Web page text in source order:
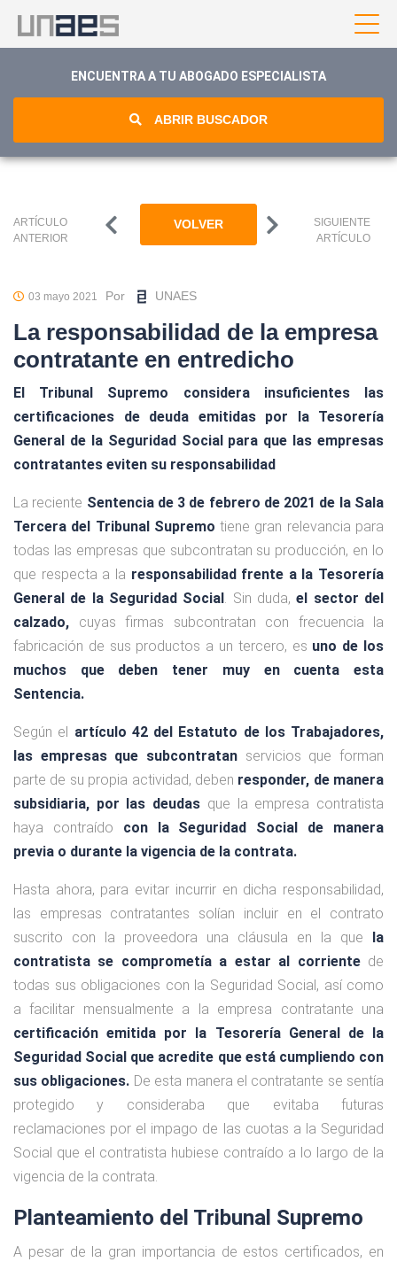
ENCUENTRA A TU ABOGADO ESPECIALISTA
ABRIR BUSCADOR
ARTÍCULO
ANTERIOR
VOLVER
SIGUIENTE
ARTÍCULO
03 mayo 2021 Por UNAES
La responsabilidad de la empresa
contratante en entredicho
El Tribunal Supremo considera insuficientes las
certificaciones de deuda emitidas por la Tesorería
General de la Seguridad Social para que las empresas
contratantes eviten su responsabilidad
La reciente Sentencia de 3 de febrero de 2021 de la Sala
Tercera del Tribunal Supremo tiene gran relevancia para
todas las empresas que subcontratan su producción, en lo
que respecta a la responsabilidad frente a la Tesorería
General de la Seguridad Social . Sin duda,el sector del
calzado, cuyas firmas subcontratan con frecuencia la
fabricación de sus productos a un tercero, es uno de los
muchos que deben tener muy en cuenta esta
Sentencia.
Según el artículo 42 del Estatuto de los Trabajadores,
las empresas que subcontratan servicios que forman
parte de su propia actividad, deben responder, de manera
subsidiaria, por las deudas que la empresa contratista
haya contraído con la Seguridad Social de manera
previa o durante la vigencia de la contrata.
Hasta ahora, para evitar incurrir en dicha responsabilidad,
las empresas contratantes solían incluir en el contrato
suscrito con la proveedora una cláusula en la que
la
contratista se comprometía a estar al corrientede
todas sus obligaciones con la Seguridad Social, así como
a facilitar mensualmente a la empresa contratante una
certificación emitida por la Tesorería General de la
Seguridad Social que acredite que está cumpliendo con
sus obligaciones. De esta manera el contratante se sentía
protegido y consideraba que evitaba futuras
reclamaciones por el impago de las cuotas a la Seguridad
Social que el contratista hubiese contraído a lo largo de la
vigencia de la contrata.
Planteamiento del Tribunal Supremo
A pesar de la gran importancia de estos certificados, en